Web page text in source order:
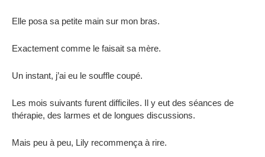
Elle posa sa petite main sur mon bras.
Exactement comme le faisait sa mère.
Un instant, j’ai eu le souffle coupé.
Les mois suivants furent difficiles. Il y eut des séances de
thérapie, des larmes et de longues discussions.
Mais peu à peu, Lily recommença à rire.